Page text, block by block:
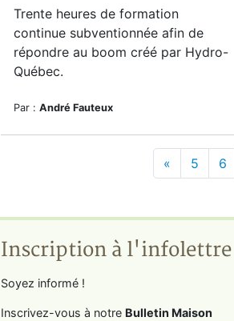
Trente heures de formation
continue subventionnée afin de
répondre au boom créé par Hydro-
Québec.
Par : André Fauteux
« 5 6
Inscription à l'infolettre
Soyez informé !
Inscrivez-vous à notre Bulletin Maison